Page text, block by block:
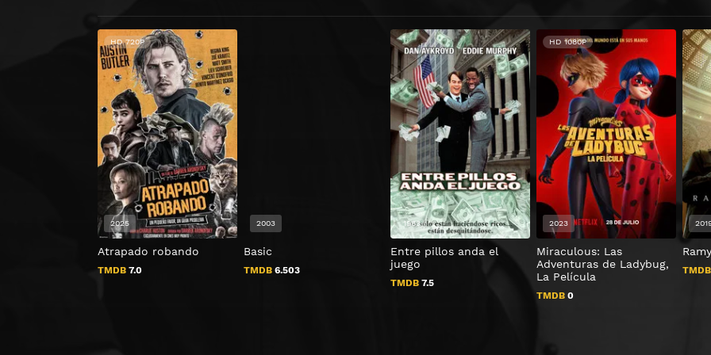
Atrapado robando
TMDB 7.0
HD 720P
2025
Basic
TMDB 6.503
2003
Entre pillos anda el
juego
TMDB7.5
1983
Miraculous: Las
Adventuras de Ladybug,
La Película
TMDB0
HD 1080P
2023
TMDB